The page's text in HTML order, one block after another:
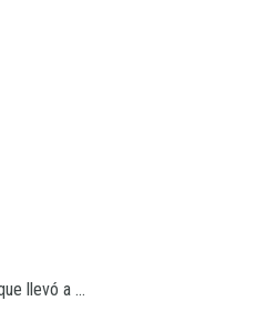
llevó a ...